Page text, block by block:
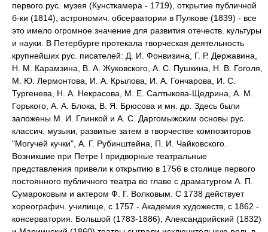
первого рус. музея (Кунсткамера - 1719), открытие публичной
б-ки (1814), астрономич. обсерватории в Пулкове (1839) - все
это имело огромное значение для развития отечеств. культуры
и науки. В Петербурге протекала творческая деятельность
крупнейших рус. писателей: Д. И. Фонвизина, Г. Р. Державина,
H. M. Карамзина, В. А. Жуковского, A. C. Пушкина, Н. В. Гоголя,
М. Ю. Лермонтова, И. А. Крылова, И. А. Гончарова, И. С.
Тургенева, Н. А. Некрасова, М. Е. Салтыкова-Щедрина, А. М.
Горького, А. А. Блока, В. Я. Брюсова и мн. др. Здесь были
заложены М. И. Глинкой и А. С. Даргомыжским основы рус.
классич. музыки, развитые затем в творчестве композиторов
"Могучей кучки", А. Г. Рубинштейна, П. И. Чайковского.
Возникшие при Петре I придворные театральные
представления привели к открытию в 1756 в столице первого
постоянного публичного театра во главе с драматургом А. П.
Сумароковым и актером Ф. Г. Волковым. С 1738 действует
хореографич. училище, с 1757 - Академия художеств, с 1862 -
консерватория. Большой (1783-1886), Александрийский (1832)